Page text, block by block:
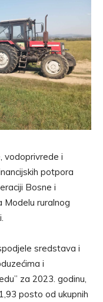
vodoprivrede i
potpora
Bosne i
Modelu ruralnog
sredstava i
i
za 2023. godinu,
posto od ukupnih